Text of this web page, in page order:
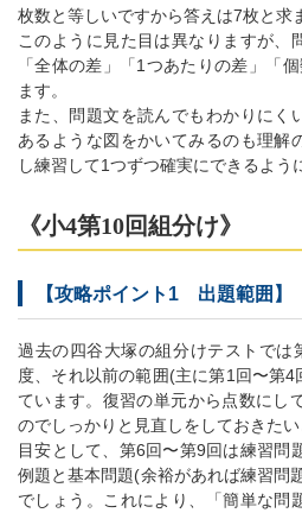
枚数と等しいですから答えは7枚と求
このように見た目は異なりますが、
「全体の差」「1つあたりの差」「
ます。
また、問題文を読んでもわかりにく
あるような図をかいてみるのも理解
し練習して1つずつ確実にできるよう
《小4第10回組分け》
【攻略ポイント1 出題範囲】
過去の四谷大塚の組分けテストでは
度、それ以前の範囲(主に第1回〜第
ています。復習の単元から点数にし
のでしっかりと見直しをしておきたい
目安として、第6回〜第9回は練習問
例題と基本問題(余裕があれば練習問
でしょう。これにより、「簡単な問